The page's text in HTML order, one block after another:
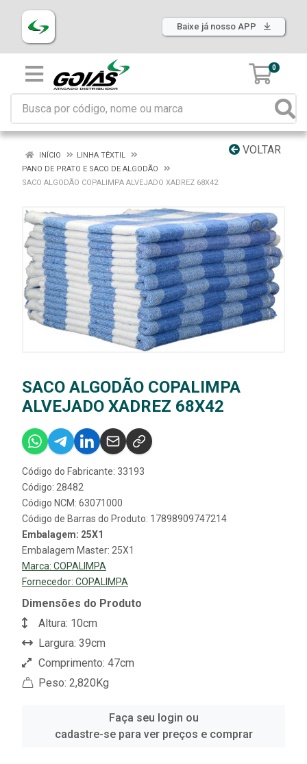
Baixe já nosso APP
0
VOLTAR
INÍCIO
LINHA TÊXTIL
PANO DE PRATO E SACO DE ALGODÃO
SACO ALGODÃO COPALIMPA ALVEJADO XADREZ 68X42
SACO ALGODÃO COPALIMPA
ALVEJADO XADREZ 68X42
Código do Fabricante: 33193
Código: 28482
Código NCM: 63071000
Código de Barras do Produto: 17898909747214
Embalagem: 25X1
Embalagem Master: 25X1
Marca: COPALIMPA
Fornecedor: COPALIMPA
Dimensões do Produto
Altura: 10cm
Largura: 39cm
Comprimento: 47cm
Peso: 2,820Kg
Faça seu login ou
cadastre-se para ver preços e comprar